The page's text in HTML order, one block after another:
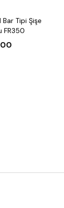
Tipi Şişe
FR350